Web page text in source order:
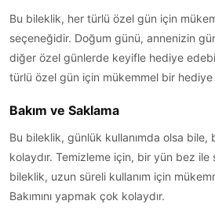
Bu bileklik, her türlü özel gün için
seçeneğidir. Doğum günü, annenizin
diğer özel günlerde keyifle hediye
türlü özel gün için mükemmel bir
Bakım ve Saklama
Bu bileklik, günlük kullanımda olsa bile,
kolaydır. Temizleme için, bir yün bez
bileklik, uzun süreli kullanım için
Bakımını yapmak çok kolaydır.